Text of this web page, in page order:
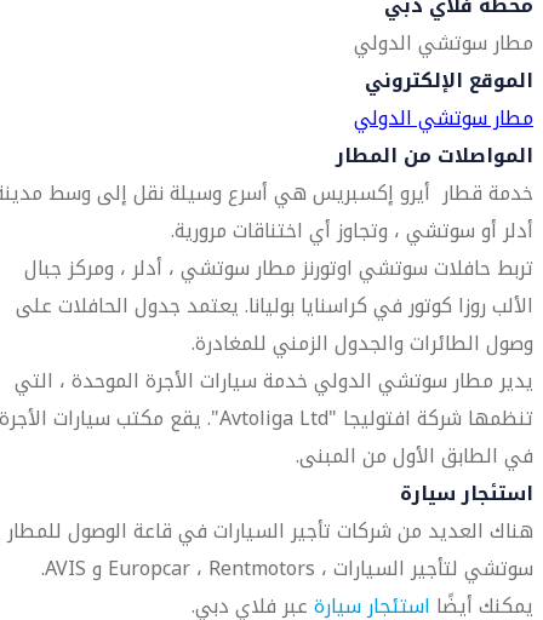
مطار سوتشي الدولي
الموقع الإلكتروني
مطار سوتشي الدولي
المواصلات من المطار
خدمة قطار أيرو إكسبريس هي أسرع وسيلة نقل إلى وسط
أدلر أو سوتشي ، وتجاوز أي اختناقات مرورية.
تربط حافلات سوتشي اوتورنز مطار سوتشي ، أدلر ، ومركز جبال
الألب روزا كوتور في كراسنايا بوليانا. يعتمد جدول الحافلات على
وصول الطائرات والجدول الزمني للمغادرة.
يدير مطار سوتشي الدولي خدمة سيارات الأجرة الموحدة ، التي
تنظمها شركة افتوليجا "Avtoliga Ltd". يقع مكتب سيارات الأجرة
في الطابق الأول من المبنى.
استئجار سيارة
هناك العديد من شركات تأجير السيارات في قاعة الوصول للمطار
سوتشي لتأجير السيارات ، Europcar ، Rentmotors و AVIS.
يمكنك أيضًا استئجار سيارةعبر فلاي دبي.